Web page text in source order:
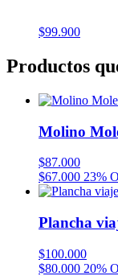
$99.900
Productos
Molino
$87.000
$67.000 23%
Plancha
$100.000
$80.000 20%